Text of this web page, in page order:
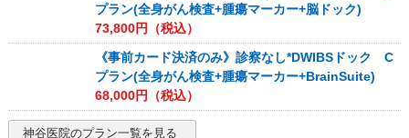
プラン(全身がん検査+腫瘍マーカー+脳ドック)
73,800円（税込）
《事前カード決済のみ》診察なし*DWIBSドック C
プラン(全身がん検査+腫瘍マーカー+BrainSuite)
68,000円（税込）
神谷医院のプラン一覧を見る